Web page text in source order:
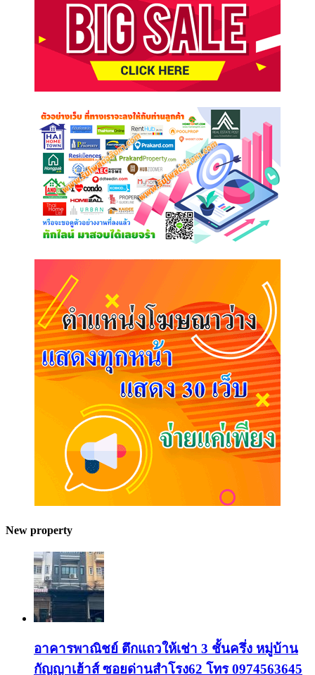
New property
อาคารพาณิชย์ ตึกแถวให้เช่า 3 ชั้นครึ่ง หมู่บ้าน
กัญญาเฮ้าส์ ซอยด่านสำโรง62 โทร 0974563645